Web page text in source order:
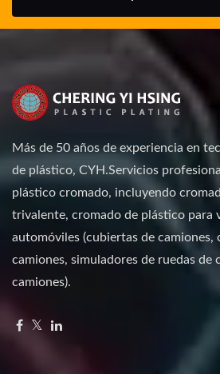
Más de 50 años de experiencia en
de plástico, CYH.Servicios
plástico cromado, incluyendo
trivalente, cromado de plástico para
automóviles (cubiertas de camiones,
camiones, simuladores de ruedas de
camiones).